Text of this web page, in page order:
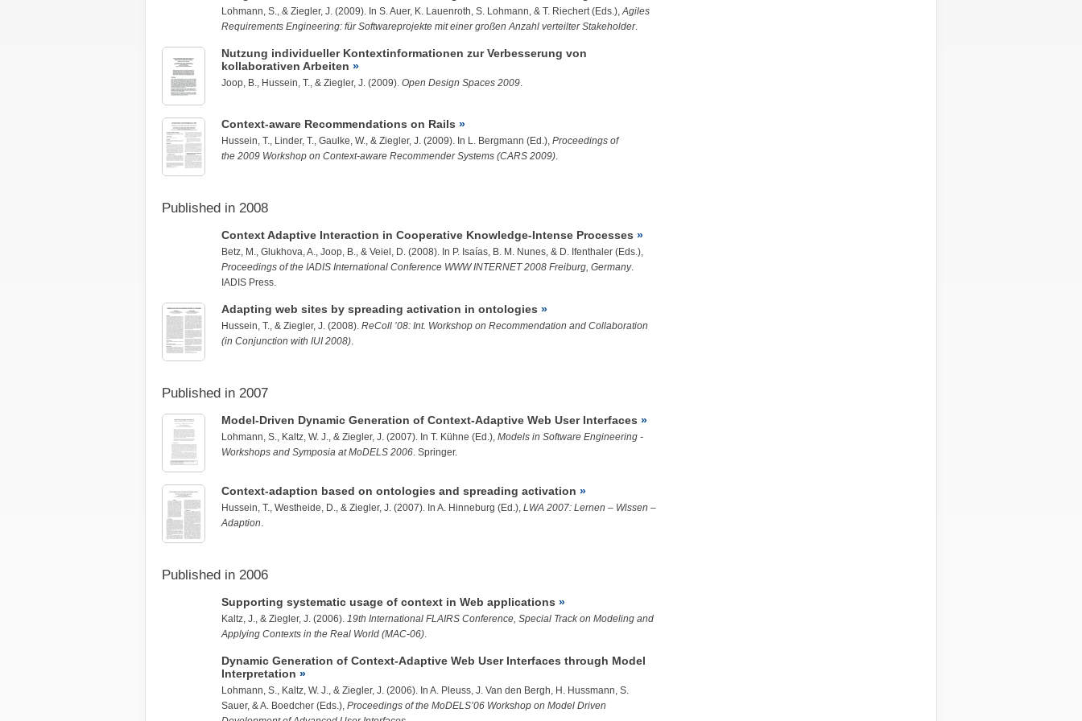
Lohmann, S., & Ziegler, J. (2009). In S. Auer, K. Lauenroth, S. Lohmann, & T. Riechert (Eds.),Agiles
Requirements Engineering: für Softwareprojekte mit einer großen Anzahl verteilter Stakeholder.
Nutzung individueller Kontextinformationen zur Verbesserung von
kollaborativen Arbeiten
Joop, B., Hussein, T., & Ziegler, J. (2009). Open Design Spaces 2009.
Context-aware Recommendations on Rails
Hussein, T., Linder, T., Gaulke, W., & Ziegler, J. (2009). In L. Bergmann (Ed.), Proceedings of
the 2009 Workshop on Context-aware Recommender Systems (CARS 2009).
Published in 2008
Context Adaptive Interaction in Cooperative Knowledge-Intense Processes
Betz, M., Glukhova, A., Joop, B., & Veiel, D. (2008). In P. Isaías, B. M. Nunes, & D. Ifenthaler (Eds.),
Proceedings of the IADIS International Conference WWW INTERNET 2008 Freiburg, Germany.
IADIS Press.
Adapting web sites by spreading activation in ontologies
Hussein, T., & Ziegler, J. (2008). ReColl ’08: Int. Workshop on Recommendation and Collaboration
(in Conjunction with IUI 2008).
Published in 2007
Model-Driven Dynamic Generation of Context-Adaptive Web User Interfaces
Lohmann, S., Kaltz, W. J., & Ziegler, J. (2007). In T. Kühne (Ed.), Models in Software Engineering -
Workshops and Symposia at MoDELS 2006. Springer.
Context-adaption based on ontologies and spreading activation
Hussein, T., Westheide, D., & Ziegler, J. (2007). In A. Hinneburg (Ed.), LWA 2007: Lernen – Wissen –
Adaption.
Published in 2006
Supporting systematic usage of context in Web applications
Kaltz, J., & Ziegler, J. (2006). 19th International FLAIRS Conference, Special Track on Modeling and
Applying Contexts in the Real World (MAC-06).
Dynamic Generation of Context-Adaptive Web User Interfaces through Model
Interpretation
Lohmann, S., Kaltz, W. J., & Ziegler, J. (2006). In A. Pleuss, J. Van den Bergh, H. Hussmann, S.
Sauer, & A. Boedcher (Eds.), Proceedings of the MoDELS’06 Workshop on Model Driven